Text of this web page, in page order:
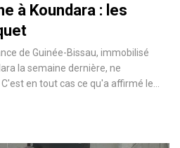
à Koundara : les
de Guinée-Bissau, immobilisé
la semaine dernière, ne
en tout cas ce qu'a affirmé le…